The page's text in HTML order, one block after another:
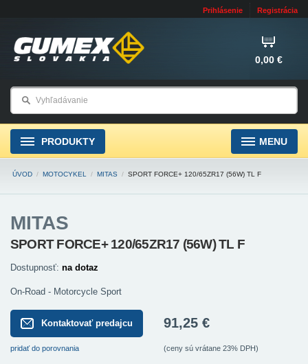
Prihlásenie Registrácia
0,00 €
PRODUKTY MENU
ÚVOD / MOTOCYKEL / MITAS / SPORT FORCE+ 120/65ZR17 (56W) TL F
MITAS
SPORT FORCE+ 120/65ZR17 (56W) TL F
Dostupnosť: na dotaz
On-Road - Motorcycle Sport
Kontaktovať predajcu
pridať do porovnania
91,25 €
(ceny sú vrátane 23% DPH)